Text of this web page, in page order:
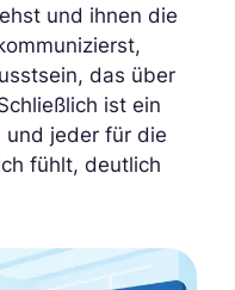
und ihnen die
das über
ist ein
und jeder für die
fühlt, deutlich